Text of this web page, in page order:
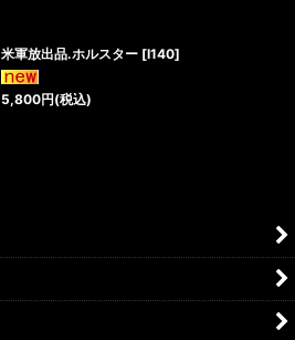
米軍放出品.ホルスター [I140]
5,800円(税込)